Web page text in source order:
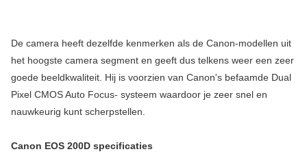
De camera heeft dezelfde kenmerken als de Canon-modellen uit
het hoogste camera segment en geeft dus telkens weer een zeer
goede beeldkwaliteit. Hij is voorzien van Canon's befaamde Dual
Pixel CMOS Auto Focus- systeem waardoor je zeer snel en
nauwkeurig kunt scherpstellen.
Canon EOS 200D specificaties